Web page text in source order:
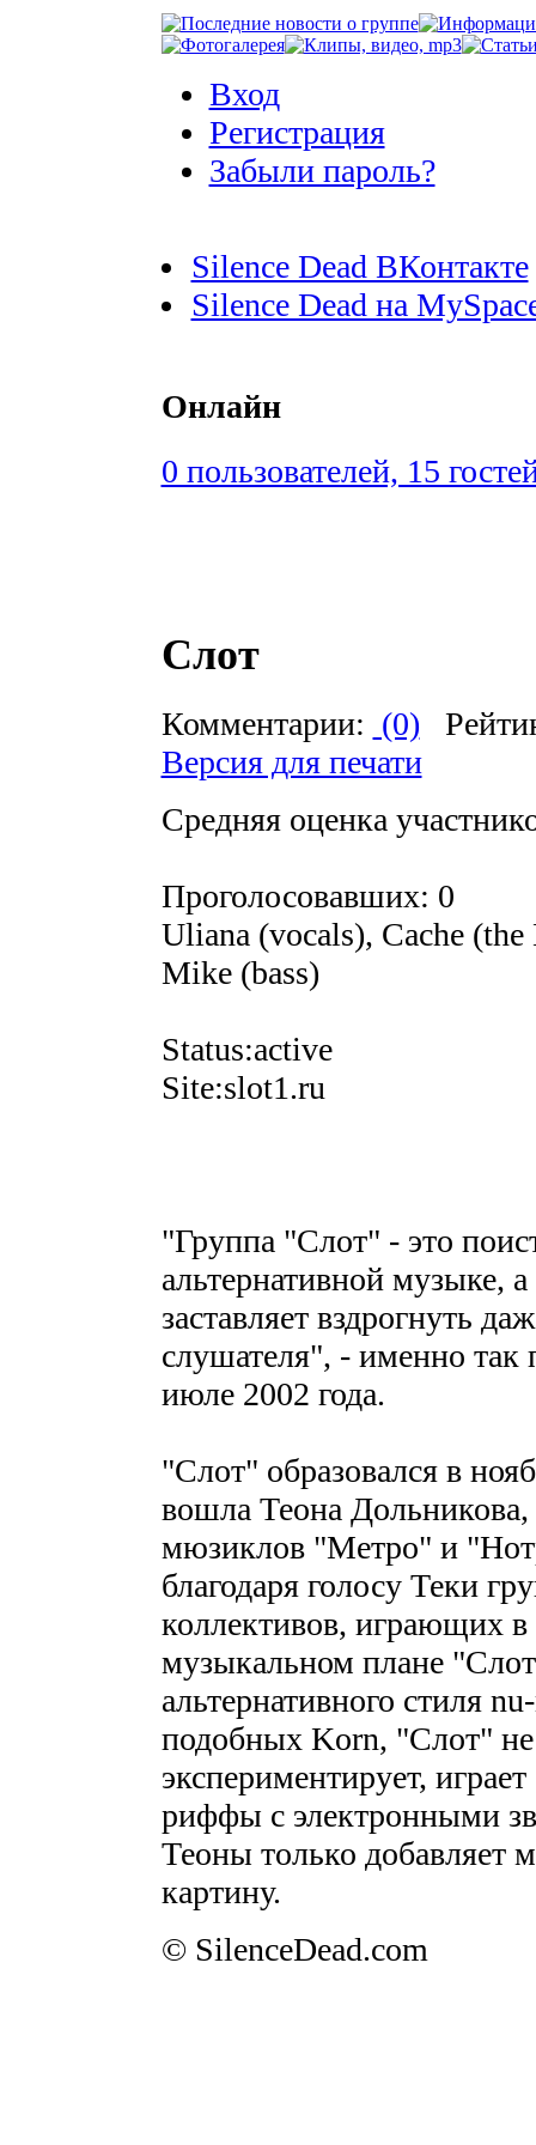
Вход
Регистрация
Забыли пароль?
Silence Dead ВКонтакте
Silence Dead на
Онлайн
0 пользователей, 15
Слот
Комментарии: (0)
Версия для печати
Средняя оценка
Проголосовавших: 0
Uliana (vocals), Cache
Mike (bass)
Status:active
Site:slot1.ru
"Группа "Слот" - это
альтернативной музыке,
заставляет вздрогнуть
слушателя", - именно
июле 2002 года.
"Слот" образовался в
вошла Теона Дольникова,
мюзиклов "Метро" и
благодаря голосу Теки
коллективов, играющих
музыкальном плане
альтернативного стиля
подобных Korn, "Слот" не
экспериментирует,
риффы с электронными
Теоны только добавляет
картину.
© SilenceDead.com